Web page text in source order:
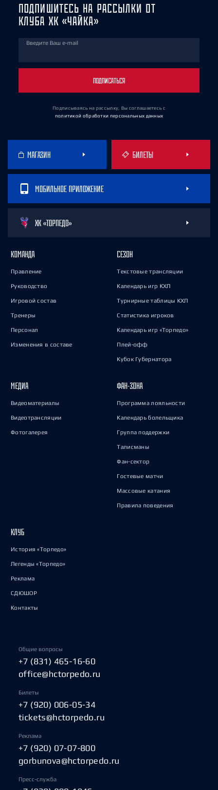
ПОДПИШИТЕСЬ НА РАССЫЛКИ ОТ
КЛУБА ХК «ЧАЙКА»
Введите Ваш e-mail
ПОДПИСАТЬСЯ
Подписываясь на рассылку, Вы соглашаетесь с
политикой обработки персональных данных
МАГАЗИН БИЛЕТЫ
МОБИЛЬНОЕ ПРИЛОЖЕНИЕ
ХК «ТОРПЕДО»
КОМАНДА
Правление
Руководство
Игровой состав
Тренеры
Персонал
Изменения в составе
СЕЗОН
Текстовые трансляции
Календарь игр КХЛ
Турнирные таблицы КХЛ
Статистика игроков
Календарь игр «Торпедо»
Плей-офф
Кубок Губернатора
МЕДИА
Видеоматериалы
Видеотрансляции
Фотогалерея
ФАН-ЗОНА
Программа лояльности
Календарь болельщика
Группа поддержки
Талисманы
Фан-сектор
Гостевые матчи
Массовые катания
Правила поведения
КЛУБ
История «Торпедо»
Легенды «Торпедо»
Реклама
СДЮШОР
Контакты
Общие вопросы
+7 (831) 465-16-60
office@hctorpedo.ru
Билеты
+7 (920) 006-05-34
tickets@hctorpedo.ru
Реклама
+7 (920) 07-07-800
gorbunova@hctorpedo.ru
Пресс-служба